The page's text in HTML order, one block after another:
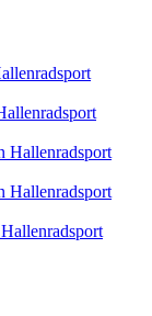
Hallenradsport
Hallenradsport